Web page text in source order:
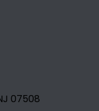
07508